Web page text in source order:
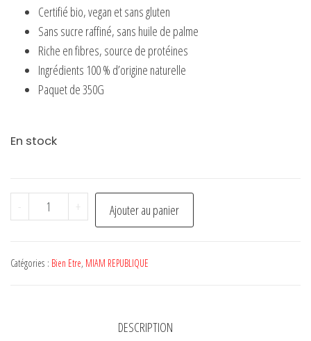
Certifié bio, vegan et sans gluten
Sans sucre raffiné, sans huile de palme
Riche en fibres, source de protéines
Ingrédients 100 % d’origine naturelle
Paquet de 350G
En stock
-
quantité
de
bio
+ Ajouter au panier
Catégories : Bien Etre, MIAM REPUBLIQUE
DESCRIPTION